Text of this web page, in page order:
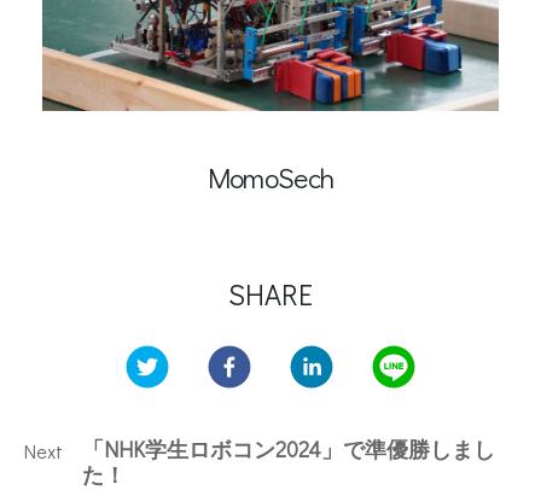
MomoSech
SHARE
Next
「NHK学生ロボコン2024」で準優勝しまし
た！